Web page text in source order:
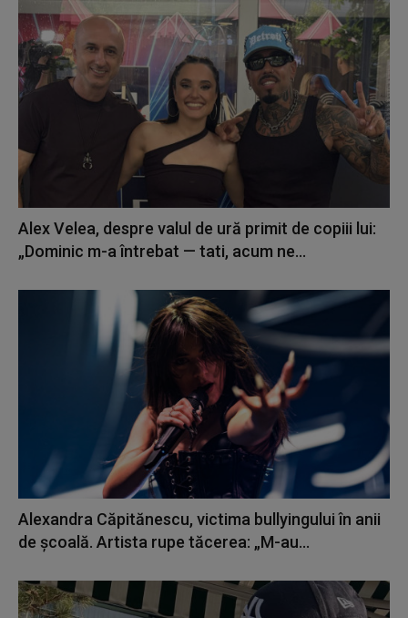
Alex Velea, despre valul de ură primit de copiii lui:
„Dominic m-a întrebat — tati, acum ne...
Alexandra Căpitănescu, victima bullyingului în anii
de școală. Artista rupe tăcerea: „M-au...